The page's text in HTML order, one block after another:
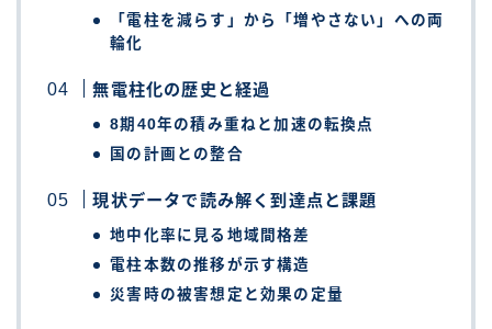
「電柱を減らす」から「増やさない」への両
輪化
無電柱化の歴史と経過
8期40年の積み重ねと加速の転換点
国の計画との整合
現状データで読み解く到達点と課題
地中化率に見る地域間格差
電柱本数の推移が示す構造
災害時の被害想定と効果の定量